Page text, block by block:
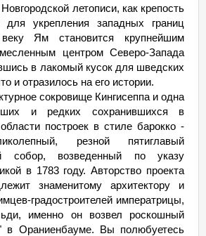
летописи, как крепость
укрепления западных границ
Ям становится крупнейшим
центром Северо-Запада
в лакомый кусок для шведских
и отразилось на его истории.
сокровище Кингисеппа и одна
и редких сохранившихся в
построек в стиле барокко -
резной пятиглавый
собор, возведенный по указу
в 1783 году. Авторство проекта
знаменитому архитектору и
градостроителей императрицы,
именно он возвел роскошный
в Ораниенбауме. Вы полюбуетесь